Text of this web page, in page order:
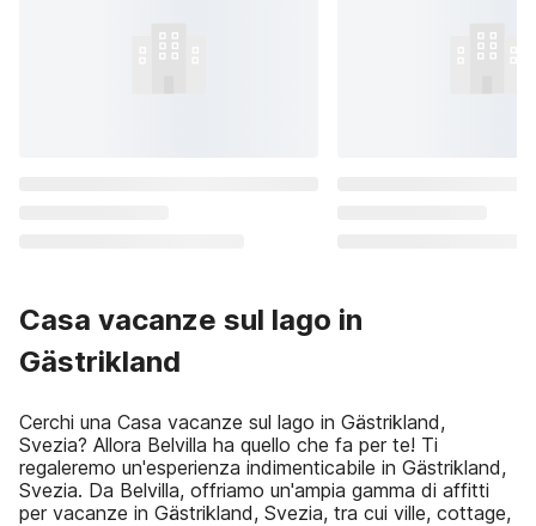
Casa vacanze sul lago in
Gästrikland
Cerchi una Casa vacanze sul lago in Gästrikland,
Svezia? Allora Belvilla ha quello che fa per te! Ti
regaleremo un'esperienza indimenticabile in Gästrikland,
Svezia. Da Belvilla, offriamo un'ampia gamma di affitti
per vacanze in Gästrikland, Svezia, tra cui ville, cottage,